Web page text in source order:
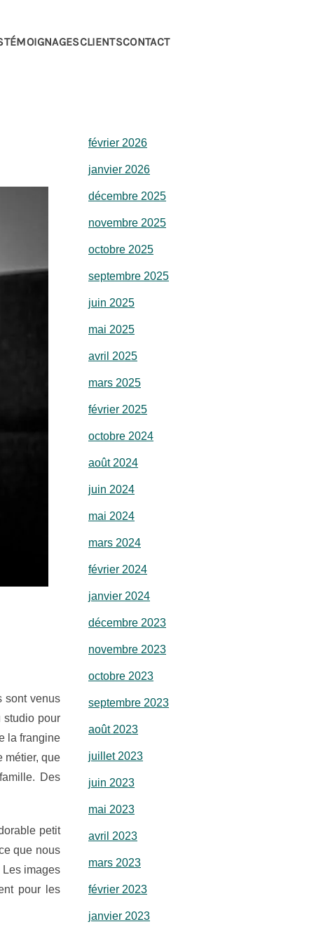
TÉMOIGNAGESCLIENTSCONTACT
sont venus
studio pour
la frangine
métier, que
Des
petit
que nous
Les images
pour les
février 2026
janvier 2026
décembre 2025
novembre 2025
octobre 2025
septembre 2025
juin 2025
mai 2025
avril 2025
mars 2025
février 2025
octobre 2024
août 2024
juin 2024
mai 2024
mars 2024
février 2024
janvier 2024
décembre 2023
novembre 2023
octobre 2023
septembre 2023
août 2023
juillet 2023
juin 2023
mai 2023
avril 2023
mars 2023
février 2023
janvier 2023